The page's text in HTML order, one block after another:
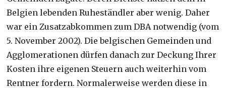
Belgien lebenden Ruheständler aber wenig. Daher
war ein Zusatzabkommen zum DBA notwendig (vom
5. November 2002). Die belgischen Gemeinden und
Agglomerationen dürfen danach zur Deckung Ihrer
Kosten ihre eigenen Steuern auch weiterhin vom
Rentner fordern. Normalerweise werden diese in